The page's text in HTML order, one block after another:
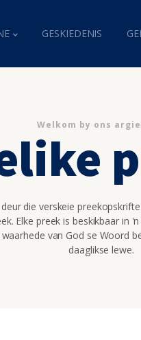
GESKIEDENIS
Welkom by ons
die verskeie
Elke preek is beskikbaar in
van God se Woord
daaglikse lewe.